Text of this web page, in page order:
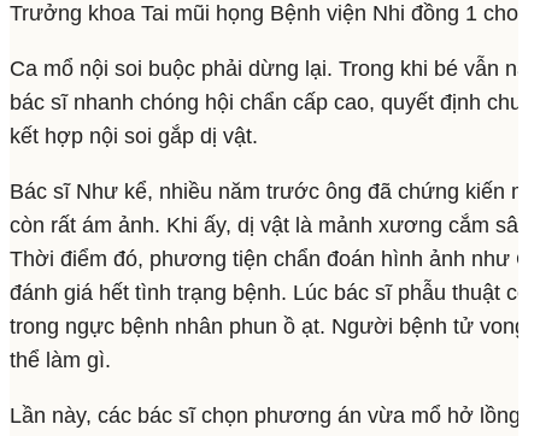
Trưởng khoa Tai mũi họng Bệnh viện Nhi đồng 1 cho
Ca mổ nội soi buộc phải dừng lại. Trong khi bé vẫn
bác sĩ nhanh chóng hội chẩn cấp cao, quyết định
kết hợp nội soi gắp dị vật.
Bác sĩ Như kể, nhiều năm trước ông đã chứng kiến
còn rất ám ảnh. Khi ấy, dị vật là mảnh xương cắm sâu
Thời điểm đó, phương tiện chẩn đoán hình ảnh như
đánh giá hết tình trạng bệnh. Lúc bác sĩ phẫu thuật
trong ngực bệnh nhân phun ồ ạt. Người bệnh tử vong
thể làm gì.
Lần này, các bác sĩ chọn phương án vừa mổ hở lồng